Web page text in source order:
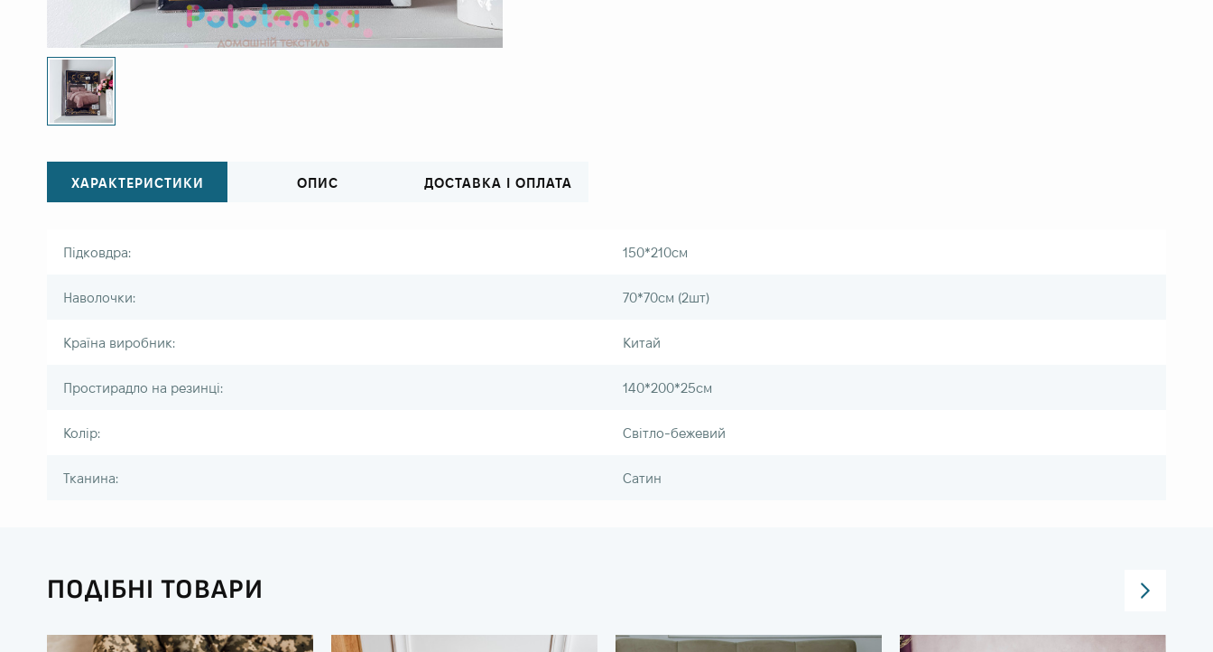
ХАРАКТЕРИСТИКИ ОПИС ДОСТАВКА І ОПЛАТА
Підковдра: 150*210см
Наволочки: 70*70см (2шт)
Країна виробник: Китай
Простирадло на резинці: 140*200*25см
Колір: Світло-бежевий
Тканина: Сатин
ПОДІБНІ ТОВАРИ